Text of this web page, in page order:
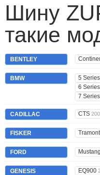
Шину
такие
BENTLEY
BMW 5 Series
6
7 Series
CADILLAC CTS
FISKER
FORD Mustang
GENESIS EQ900